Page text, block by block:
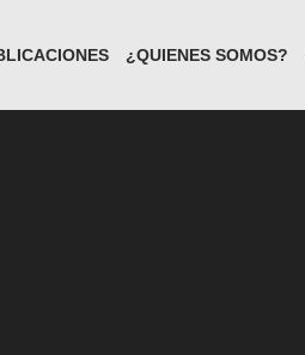
¿QUIENES SOMOS?